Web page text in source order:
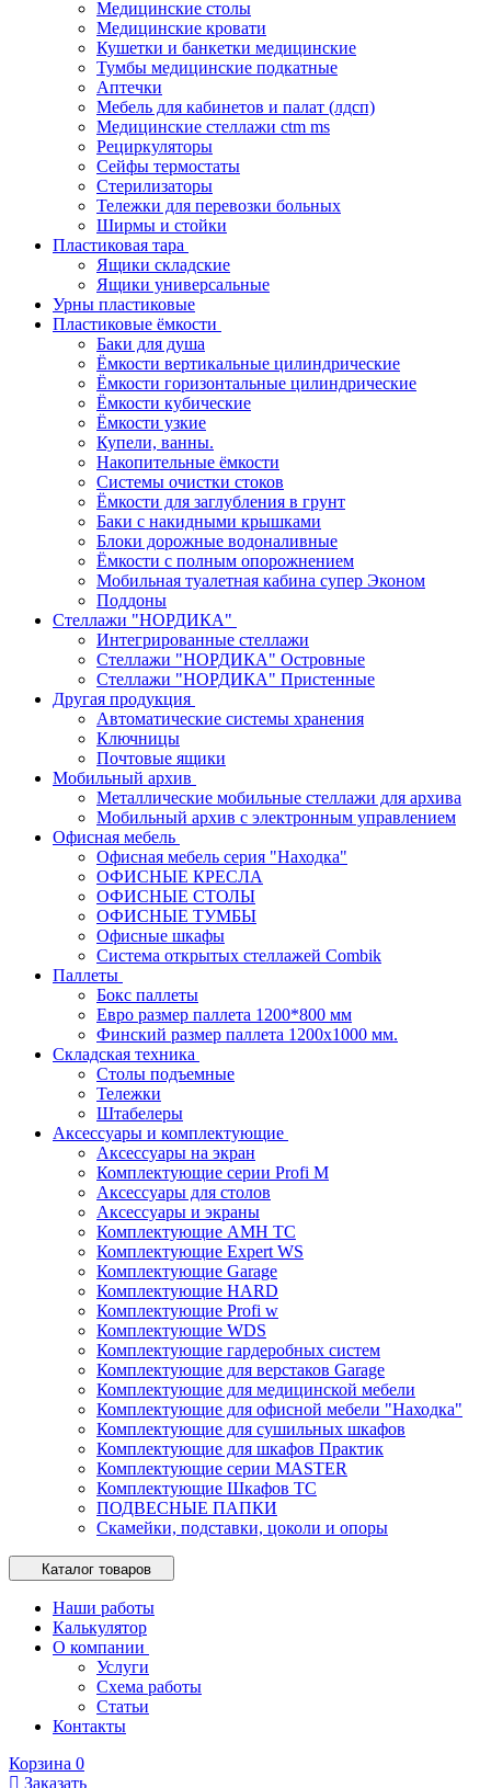
Медицинские столы
Медицинские кровати
Кушетки и банкетки медицинские
Тумбы медицинские подкатные
Аптечки
Мебель для кабинетов и палат (лдсп)
Медицинские стеллажи ctm ms
Рециркуляторы
Сейфы термостаты
Стерилизаторы
Тележки для перевозки больных
Ширмы и стойки
Пластиковая тара
Ящики складские
Ящики универсальные
Урны пластиковые
Пластиковые ёмкости
Баки для душа
Ёмкости вертикальные цилиндрические
Ёмкости горизонтальные цилиндрические
Ёмкости кубические
Ёмкости узкие
Купели, ванны.
Накопительные ёмкости
Системы очистки стоков
Ёмкости для заглубления в грунт
Баки с накидными крышками
Блоки дорожные водоналивные
Ёмкости с полным опорожнением
Мобильная туалетная кабина супер Эконом
Поддоны
Стеллажи "НОРДИКА"
Интегрированные стеллажи
Стеллажи "НОРДИКА" Островные
Стеллажи "НОРДИКА" Пристенные
Другая продукция
Автоматические системы хранения
Ключницы
Почтовые ящики
Мобильный архив
Металлические мобильные стеллажи для архива
Мобильный архив с электронным управлением
Офисная мебель
Офисная мебель серия "Находка"
ОФИСНЫЕ КРЕСЛА
ОФИСНЫЕ СТОЛЫ
ОФИСНЫЕ ТУМБЫ
Офисные шкафы
Система открытых стеллажей Combik
Паллеты
Бокс паллеты
Евро размер паллета 1200*800 мм
Финский размер паллета 1200х1000 мм.
Складская техника
Столы подъемные
Тележки
Штабелеры
Аксессуары и комплектующие
Аксессуары на экран
Комплектующие серии Profi M
Аксессуары для столов
Аксессуары и экраны
Комплектующие AMH TC
Комплектующие Expert WS
Комплектующие Garage
Комплектующие HARD
Комплектующие Profi w
Комплектующие WDS
Комплектующие гардеробных систем
Комплектующие для верстаков Garage
Комплектующие для медицинской мебели
Комплектующие для офисной мебели "Находка"
Комплектующие для сушильных шкафов
Комплектующие для шкафов Практик
Комплектующие серии MASTER
Комплектующие Шкафов ТС
ПОДВЕСНЫЕ ПАПКИ
Скамейки, подставки, цоколи и опоры
Каталог товаров
Наши работы
Калькулятор
О компании
Услуги
Схема работы
Статьи
Контакты
Корзина 0
Заказать